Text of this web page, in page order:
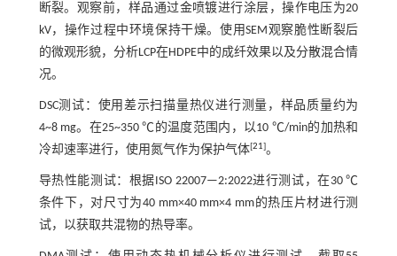
断裂。观察前，样品通过金喷镀进行涂层，操作电压为20
kV，操作过程中环境保持干燥。使用SEM观察脆性断裂后
的微观形貌，分析LCP在HDPE中的成纤效果以及分散混合情
况。
DSC测试：使用差示扫描量热仪进行测量，样品质量约为
4~8 mg。在25~350 ℃的温度范围内，以10 ℃/min的加热和
冷却速率进行，使用氮气作为保护气体[21]。
导热性能测试：根据ISO 22007—2:2022进行测试，在30 ℃
条件下，对尺寸为40 mm×40 mm×4 mm的热压片材进行测
试，以获取共混物的热导率。